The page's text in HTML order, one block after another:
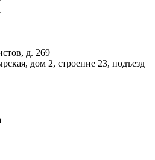
д. 269
дом 2, строение 23, подъезд